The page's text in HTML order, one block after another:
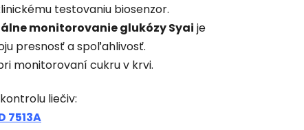
testovaniu biosenzor.
monitorovanie glukózy Syai je
presnosť a spoľahlivosť.
monitorovaní cukru v krvi.
liečiv:
7513A